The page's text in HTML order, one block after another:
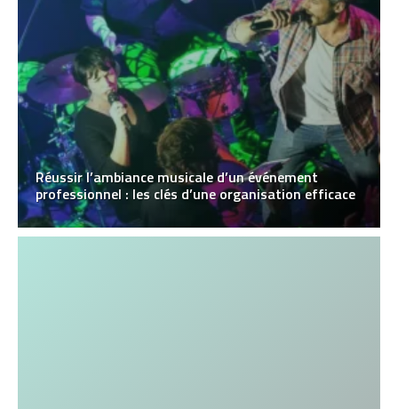
Réussir l’ambiance musicale d’un événement
professionnel : les clés d’une organisation efficace